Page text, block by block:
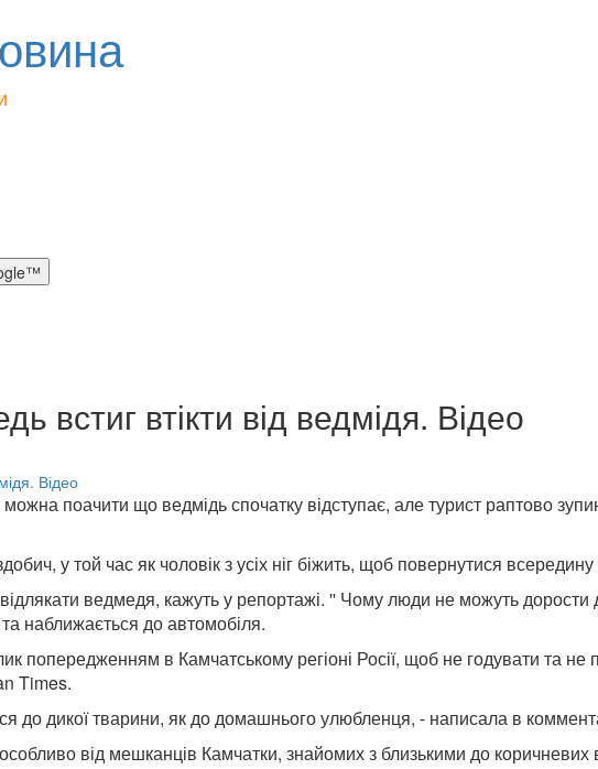
встиг втікти від ведмідя. Відео
поачити що ведмідь спочатку відступає, але турист раптово
у той час як чоловік з усіх ніг біжить, щоб повернутися
ведмедя, кажуть у репортажі. '' Чому люди не можуть
наближається до автомобіля.
попередженням в Камчатському регіоні Росії, щоб не годувати та
Times.
до дикої тварини, як до домашнього улюбленця, - написала в
від мешканців Камчатки, знайомих з близькими до